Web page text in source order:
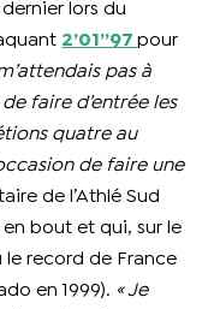
lors du
2’01’’97pour
pas à
faire d’entrée les
quatre au
de faire une
de l’Athlé Sud
bout et qui, sur le
le record de France
en 1999). « Je